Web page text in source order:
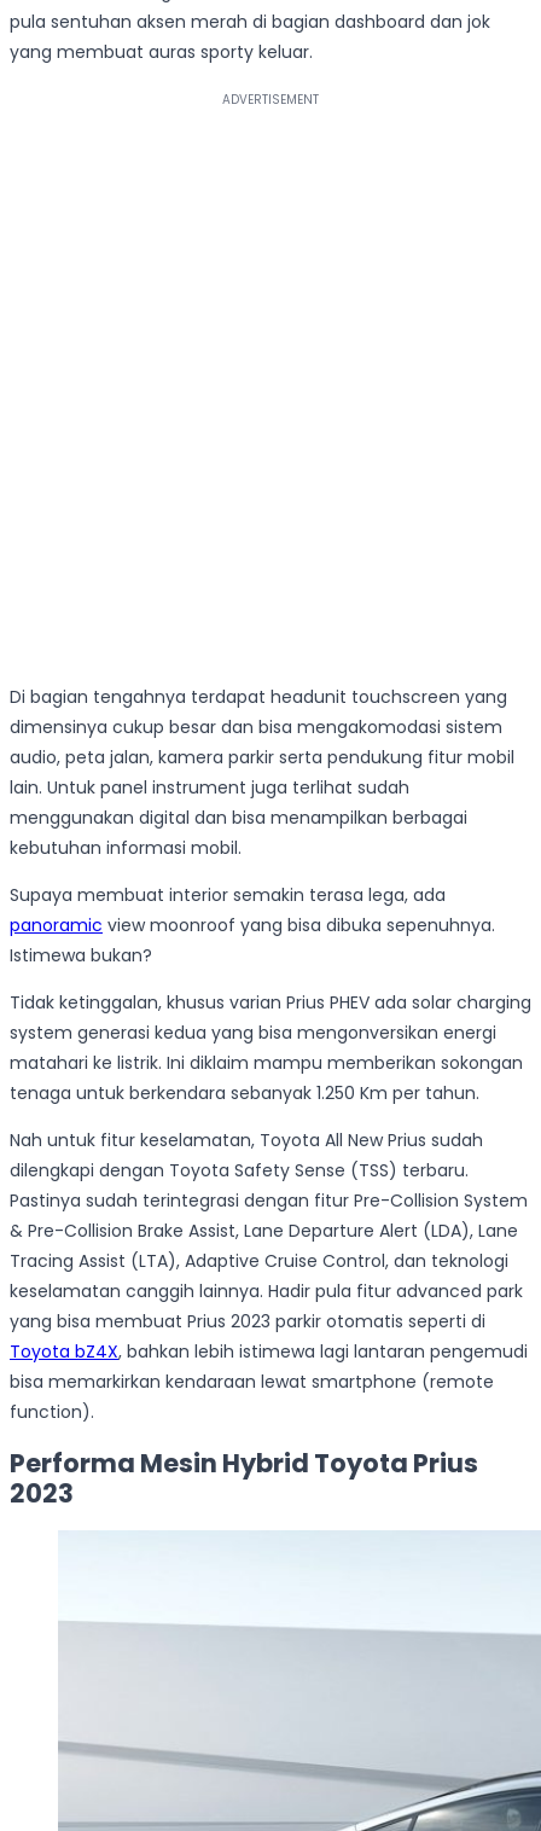
pula sentuhan aksen merah di bagian dashboard dan jok
yang membuat auras sporty keluar.
Di bagian tengahnya terdapat headunit touchscreen yang
dimensinya cukup besar dan bisa mengakomodasi sistem
audio, peta jalan, kamera parkir serta pendukung fitur mobil
lain. Untuk panel instrument juga terlihat sudah
menggunakan digital dan bisa menampilkan berbagai
kebutuhan informasi mobil.
Supaya membuat interior semakin terasa lega, ada
panoramic view moonroof yang bisa dibuka sepenuhnya.
Istimewa bukan?
Tidak ketinggalan, khusus varian Prius PHEV ada solar charging
system generasi kedua yang bisa mengonversikan energi
matahari ke listrik. Ini diklaim mampu memberikan sokongan
tenaga untuk berkendara sebanyak 1.250 Km per tahun.
Nah untuk fitur keselamatan, Toyota All New Prius sudah
dilengkapi dengan Toyota Safety Sense (TSS) terbaru.
Pastinya sudah terintegrasi dengan fitur Pre-Collision System
& Pre-Collision Brake Assist, Lane Departure Alert (LDA), Lane
Tracing Assist (LTA), Adaptive Cruise Control, dan teknologi
keselamatan canggih lainnya. Hadir pula fitur advanced park
yang bisa membuat Prius 2023 parkir otomatis seperti di
Toyota bZ4X, bahkan lebih istimewa lagi lantaran pengemudi
bisa memarkirkan kendaraan lewat smartphone (remote
function).
Performa Mesin Hybrid Toyota Prius
2023